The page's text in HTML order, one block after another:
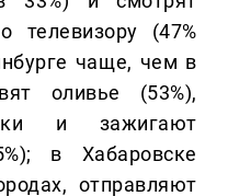
телевизору (47%
чаще, чем в
оливье (53%),
и зажигают
в Хабаровске
отправляют